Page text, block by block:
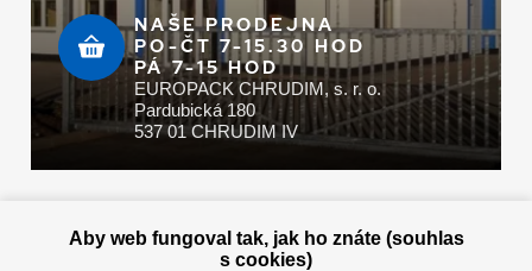
NAŠE PRODEJNA
PO-ČT 7-15.30 HOD
PÁ 7-15 HOD
EUROPACK CHRUDIM, s. r. o.
Pardubická 180
537 01 CHRUDIM IV
Aby web fungoval tak, jak ho znáte (souhlas
s cookies)